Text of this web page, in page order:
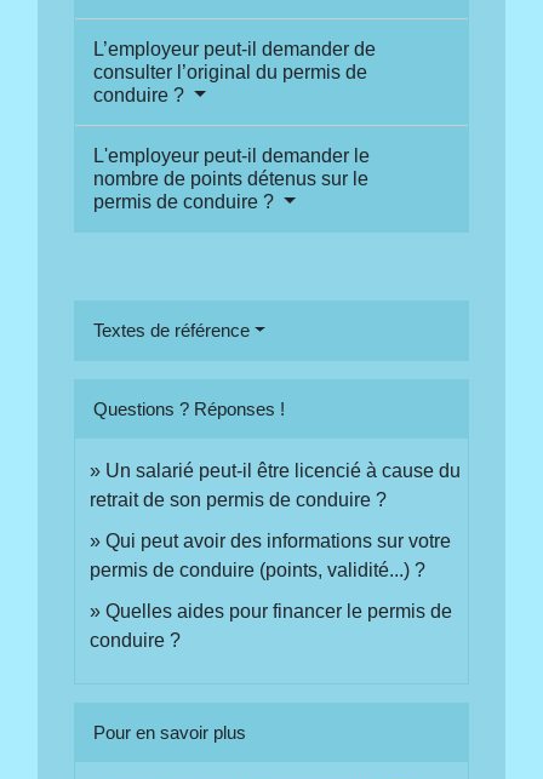
L’employeur peut-il demander de
consulter l’original du permis de
conduire ?
L'employeur peut-il demander le
nombre de points détenus sur le
permis de conduire ?
Textes de référence
Questions ? Réponses !
Un salarié peut-il être licencié à cause du
retrait de son permis de conduire ?
Qui peut avoir des informations sur votre
permis de conduire (points, validité...) ?
Quelles aides pour financer le permis de
conduire ?
Pour en savoir plus